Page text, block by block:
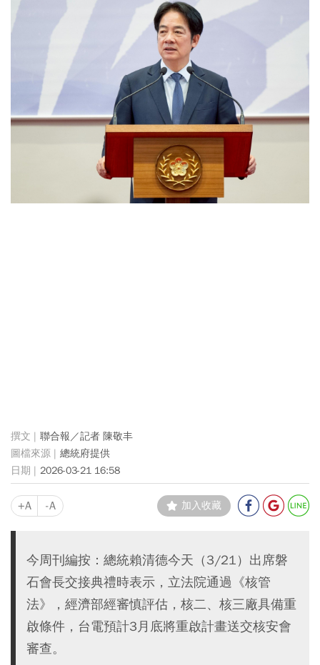
聯合報／記者 陳敬丰
總統府提供
2026-03-21 16:58
+A -A 加入收藏
今周刊編按：總統賴清德今天（3/21）出席磐
石會長交接典禮時表示，立法院通過《核管
法》，經濟部經審慎評估，核二、核三廠具備重
啟條件，台電預計3月底將重啟計畫送交核安會
審查。